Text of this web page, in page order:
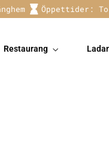
Öppettider:
Restaurang